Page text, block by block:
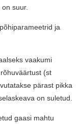
suur.
ja
vaakumi
(st
pärast pikka
on suletud.
gaasi mahtu